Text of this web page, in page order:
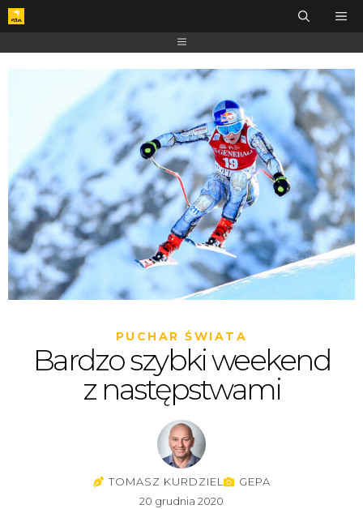
PUCHAR ŚWIATA
Bardzo szybki weekend
z następstwami
TOMASZ KURDZIEL
GEPA
20 grudnia 2020